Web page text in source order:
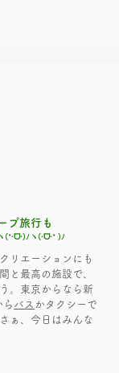
プ旅行も
ヽ(*·ᗜ·)ﾉヽ(·ᗜ·* )ﾉ
リエーションにも
と最高の施設で、
。東京からなら新
ら バス かタクシーで
ぁ、今日はみんな